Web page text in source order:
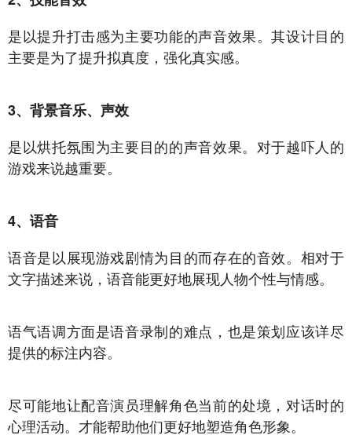
是以提升打击感为主要功能的声音效果。其设计目的
主要是为了提升拟真度，强化真实感。
3、背景音乐、声效
是以烘托氛围为主要目的的声音效果。对于越吓人的
游戏来说越重要。
4、语音
语音是以展现游戏剧情为目的而存在的音效。相对于
文字描述来说，语音能更好地展现人物个性与情感。
语气语调方面是语音录制的难点，也是策划应该详尽
提供的标注内容。
尽可能地让配音演员理解角色当前的处境，对话时的
心理活动。才能帮助他们更好地塑造角色形象。